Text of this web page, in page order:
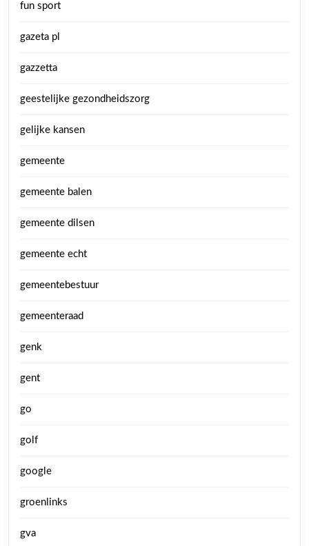
fun sport
gazeta pl
gazzetta
geestelijke gezondheidszorg
gelijke kansen
gemeente
gemeente balen
gemeente dilsen
gemeente echt
gemeentebestuur
gemeenteraad
genk
gent
go
golf
google
groenlinks
gva